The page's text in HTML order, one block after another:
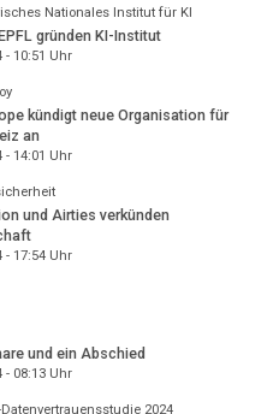
Nationales Institut für KI
gründen KI-Institut
- 10:51 Uhr
kündigt neue Organisation für
an
- 14:01 Uhr
und Airties verkünden
- 17:54Uhr
und ein Abschied
- 08:13Uhr
2024